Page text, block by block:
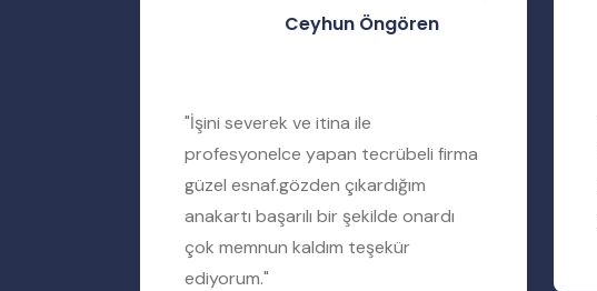
Ceyhun Öngören
"İşini severek ve itina ile
profesyonelce yapan tecrübeli firma
güzel esnaf.gözden çıkardığım
anakartı başarılı bir şekilde onardı
çok memnun kaldım teşekür
ediyorum."